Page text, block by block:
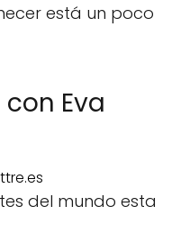
está un poco
Eva
del mundo esta